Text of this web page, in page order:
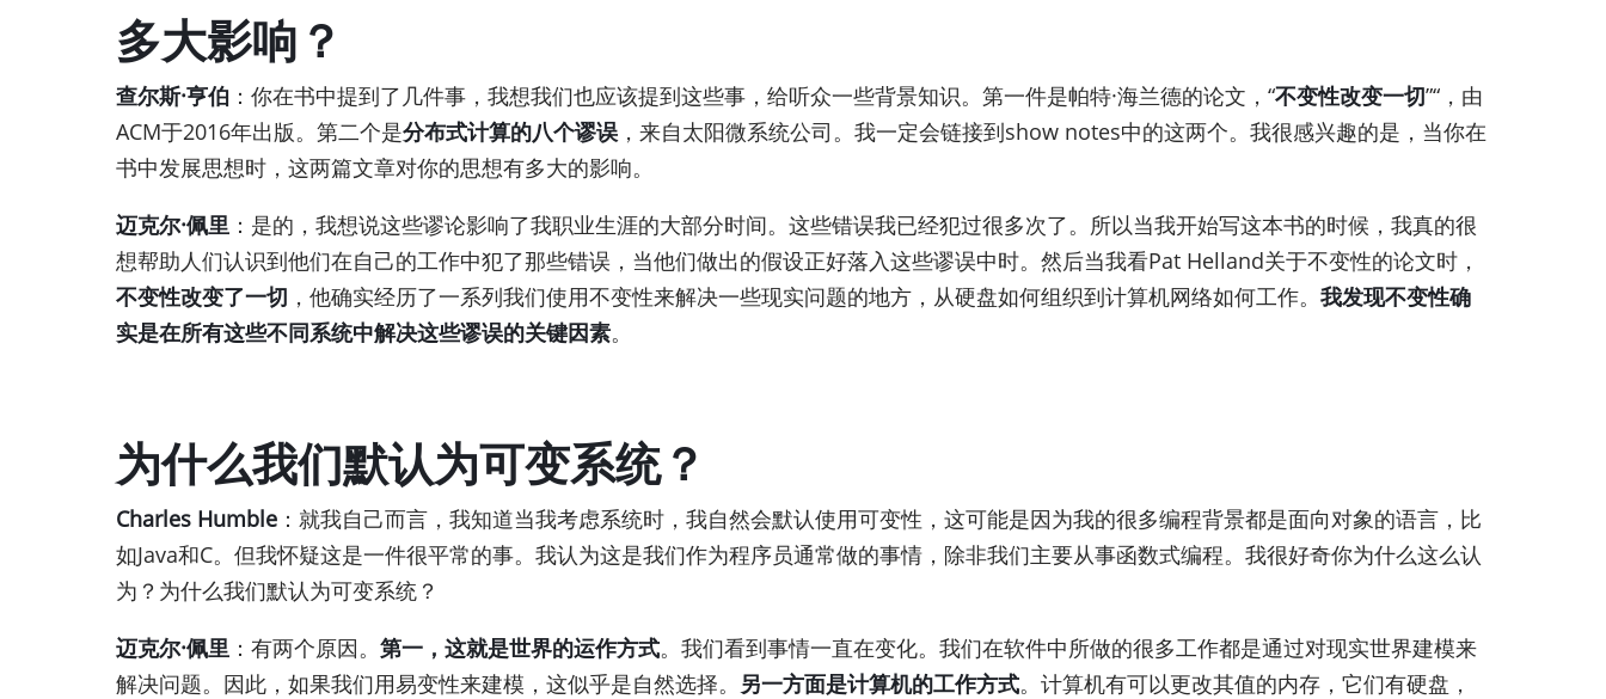
多大影响？
查尔斯·亨伯 ：你在书中提到了几件事，我想我们也应该提到这些事，给听众一些背景知识。第一件是帕特·海兰德的论文，“不变性改变一切”“，由
ACM于2016年出版。第二个是分布式计算的八个谬误 ，来自太阳微系统公司。我一定会链接到show notes中的这两个。我很感兴趣的是，当你在
书中发展思想时，这两篇文章对你的思想有多大的影响。
迈克尔·佩里 ：是的，我想说这些谬论影响了我职业生涯的大部分时间。这些错误我已经犯过很多次了。所以当我开始写这本书的时候，我真的很
想帮助人们认识到他们在自己的工作中犯了那些错误，当他们做出的假设正好落入这些谬误中时。然后当我看Pat Helland关于不变性的论文时，
不变性改变了一切 ，他确实经历了一系列我们使用不变性来解决一些现实问题的地方，从硬盘如何组织到计算机网络如何工作。 我发现不变性确
实是在所有这些不同系统中解决这些谬误的关键因素。
为什么我们默认为可变系统？
Charles Humble ：就我自己而言，我知道当我考虑系统时，我自然会默认使用可变性，这可能是因为我的很多编程背景都是面向对象的语言，比
如Java和C。但我怀疑这是一件很平常的事。我认为这是我们作为程序员通常做的事情，除非我们主要从事函数式编程。我很好奇你为什么这么认
为？为什么我们默认为可变系统？
迈克尔·佩里 ：有两个原因。 第一，这就是世界的运作方式。我们看到事情一直在变化。我们在软件中所做的很多工作都是通过对现实世界建模来
解决问题。因此，如果我们用易变性来建模，这似乎是自然选择。 另一方面是计算机的工作方式。计算机有可以更改其值的内存，它们有硬盘，